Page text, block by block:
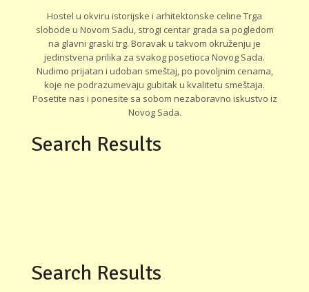
Hostel u okviru istorijske i arhitektonske celine Trga
slobode u Novom Sadu, strogi centar grada sa pogledom
na glavni graski trg. Boravak u takvom okruženju je
jedinstvena prilika za svakog posetioca Novog Sada.
Nudimo prijatan i udoban smeštaj, po povoljnim cenama,
koje ne podrazumevaju gubitak u kvalitetu smeštaja.
Posetite nas i ponesite sa sobom nezaboravno iskustvo iz
Novog Sada.
Search Results
Search Results